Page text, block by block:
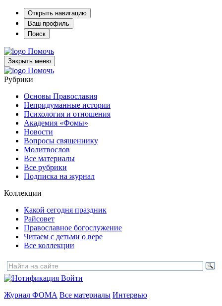
Открыть навигацию
Ваш профиль
Поиск
Помочь
Закрыть меню
Помочь
Рубрики
Основы Православия
Непридуманные истории
Психология и отношения
Академия «Фомы»
Новости
Вопросы священнику
Молитвослов
Все материалы
Все рубрики
Подписка на журнал
Коллекции
Какой сегодня праздник
Райсовет
Православное богослужение
Читаем с детьми о вере
Все коллекции
Войти
Журнал ФОМА Все материалы Интервью